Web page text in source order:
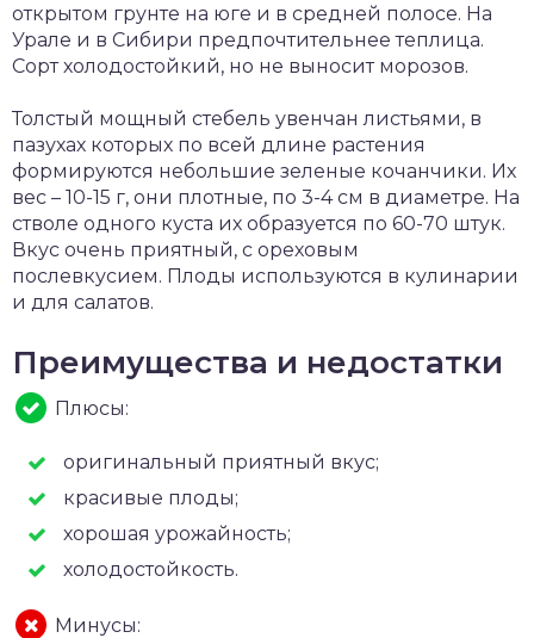
открытом грунте на юге и в средней полосе. На
Урале и в Сибири предпочтительнее теплица.
Сорт холодостойкий, но не выносит морозов.
Толстый мощный стебель увенчан листьями, в
пазухах которых по всей длине растения
формируются небольшие зеленые кочанчики. Их
вес – 10-15 г, они плотные, по 3-4 см в диаметре. На
стволе одного куста их образуется по 60-70 штук.
Вкус очень приятный, с ореховым
послевкусием. Плоды используются в кулинарии
и для салатов.
Преимущества и недостатки
Плюсы:
оригинальный приятный вкус;
красивые плоды;
хорошая урожайность;
холодостойкость.
Минусы: